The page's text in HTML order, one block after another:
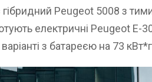
Peugeot 5008 з
електричні Peugeot Е-
з батареєю на 73